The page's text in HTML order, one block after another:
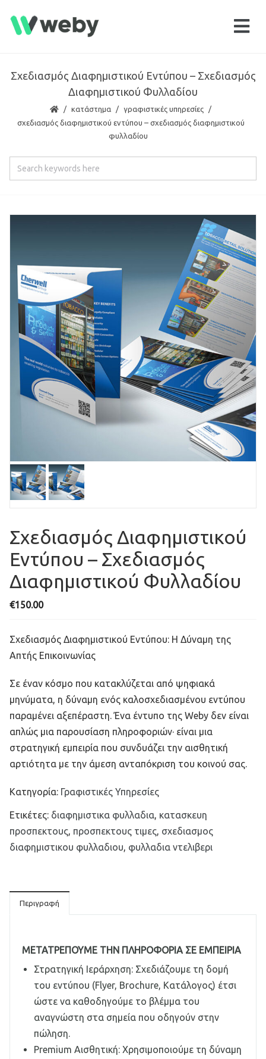
Σχεδιασμός Διαφημιστικού Εντύπου – Σχεδιασμός
Διαφημιστικού Φυλλαδίου
κατάστημα
γραφιστικές υπηρεσίες
σχεδιασμός διαφημιστικού εντύπου – σχεδιασμός διαφημιστικού
φυλλαδίου
Σχεδιασμός Διαφημιστικού
Εντύπου – Σχεδιασμός
Διαφημιστικού Φυλλαδίου
€150.00
Σχεδιασμός Διαφημιστικού Εντύπου: Η Δύναμη της
Απτής Επικοινωνίας
Σε έναν κόσμο που κατακλύζεται από ψηφιακά
μηνύματα, η δύναμη ενός καλοσχεδιασμένου εντύπου
παραμένει αξεπέραστη. Ένα έντυπο της Weby δεν είναι
απλώς μια παρουσίαση πληροφοριών· είναι μια
στρατηγική εμπειρία που συνδυάζει την αισθητική
αρτιότητα με την άμεση ανταπόκριση του κοινού σας.
Κατηγορία: Γραφιστικές Υπηρεσίες
Ετικέτες: διαφημιστικα φυλλαδια, κατασκευη
προσπεκτους, προσπεκτους τιμες, σχεδιασμος
διαφημιστικου φυλλαδιου, φυλλαδια ντελιβερι
Περιγραφή
ΜΕΤΑΤΡΈΠΟΥΜΕ ΤΗΝ ΠΛΗΡΟΦΟΡΊΑ ΣΕ ΕΜΠΕΙΡΊΑ
Στρατηγική Ιεράρχηση: Σχεδιάζουμε τη δομή
του εντύπου (Flyer, Brochure, Κατάλογος) έτσι
ώστε να καθοδηγούμε το βλέμμα του
αναγνώστη στα σημεία που οδηγούν στην
πώληση.
Premium Αισθητική: Χρησιμοποιούμε τη δύναμη